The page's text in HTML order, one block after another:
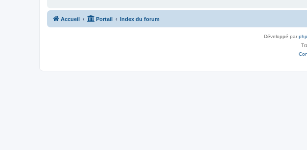
Accueil Portail Index du forum
Développé par